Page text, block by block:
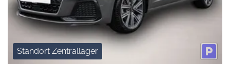
Standort Zentrallager